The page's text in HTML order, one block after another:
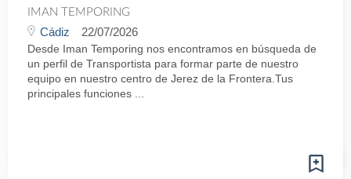
IMAN TEMPORING
Cádiz 22/07/2026
Desde Iman Temporing nos encontramos en búsqueda de
un perfil de Transportista para formar parte de nuestro
equipo en nuestro centro de Jerez de la Frontera.Tus
principales funciones ...